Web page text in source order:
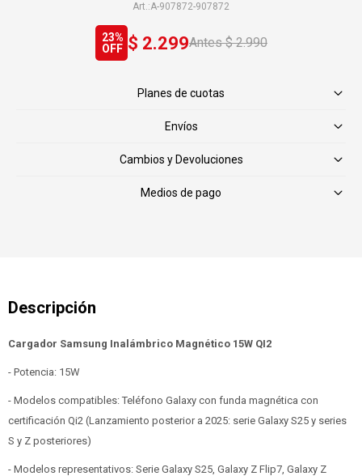
A-907872-907872
$ 2.299 $ 2.990
23
Planes de cuotas
Envíos
Cambios y Devoluciones
Medios de pago
Cargador Samsung Inalámbrico Magnético 15W QI2
- Potencia: 15W
- Modelos compatibles: Teléfono Galaxy con funda magnética con
certificación Qi2 (Lanzamiento posterior a 2025: serie Galaxy S25 y series
S y Z posteriores)
- Modelos representativos: Serie Galaxy S25, Galaxy Z Flip7, Galaxy Z